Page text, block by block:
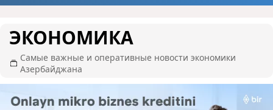
ЭКОНОМИКА
Самые важные и оперативные новости экономики
Азербайджана